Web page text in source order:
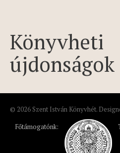
Könyvheti
újdonságok
© 2026 Szent István Könyvhét.
Főtámogatónk: